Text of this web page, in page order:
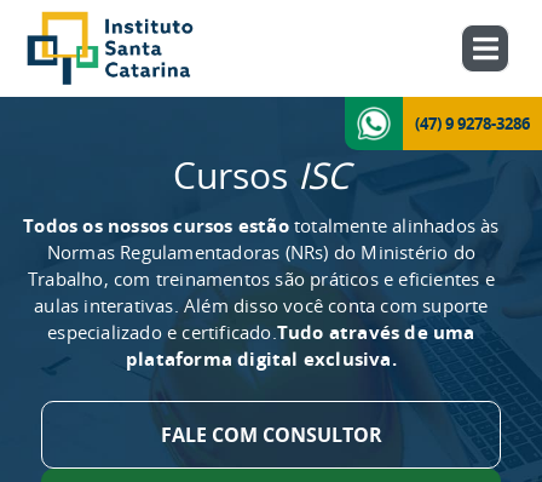
(47) 9 9278-3286
Cursos ISC
Todos os nossos cursos estãototalmente alinhados às
Normas Regulamentadoras (NRs) do Ministério do
Trabalho, com treinamentos são práticos e eficientes e
aulas interativas. Além disso você conta com suporte
especializado e certificado.Tudo através de uma
plataforma digital exclusiva.
FALE COM CONSULTOR